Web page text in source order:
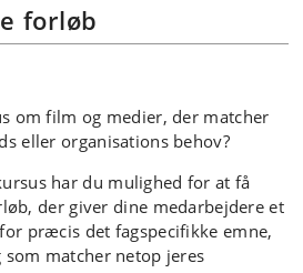
forløb
om film og medier, der matcher
eller organisations behov?
har du mulighed for at få
der giver dine medarbejdere et
præcis det fagspecifikke emne,
matcher netop jeres